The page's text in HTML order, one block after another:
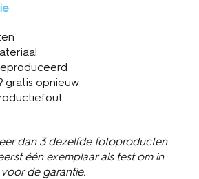
gratis opnieuw
dan 3 dezelfde fotoproducten
één exemplaar als test om in
de garantie.